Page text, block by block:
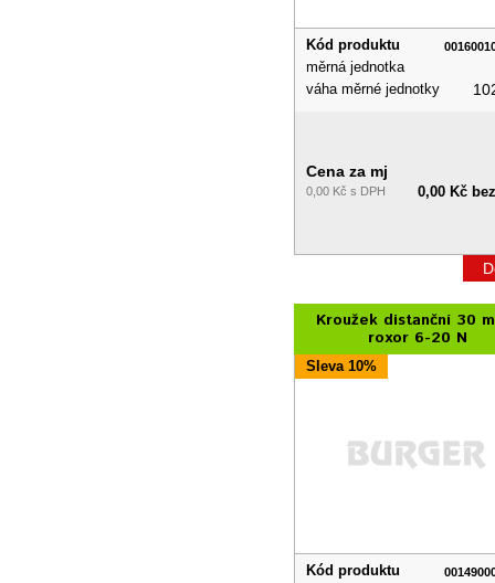
Kód produktu
měrná jednotka
váha měrné jednotky
Cena za mj
0,00 Kč s DPH 0,00 Kč
Kroužek distanční 30
roxor 6-20 N
Sleva 10%
Kód produktu